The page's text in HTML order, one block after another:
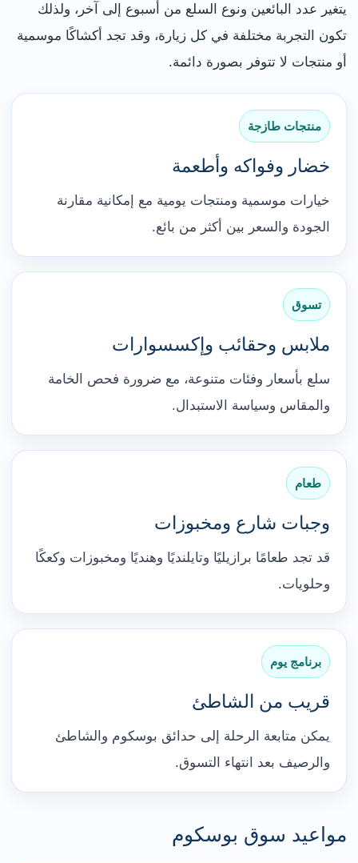
يتغير عدد البائعين ونوع السلع من أسبوع إلى آخر، ولذلك
تكون التجربة مختلفة في كل زيارة، وقد تجد أكشاكًا موسمية
أو منتجات لا تتوفر بصورة دائمة.
منتجات طازجة
خضار وفواكه وأطعمة
خيارات موسمية ومنتجات يومية مع إمكانية مقارنة
الجودة والسعر بين أكثر من بائع.
تسوق
ملابس وحقائب وإكسسوارات
سلع بأسعار وفئات متنوعة، مع ضرورة فحص الخامة
والمقاس وسياسة الاستبدال.
طعام
وجبات شارع ومخبوزات
قد تجد طعامًا برازيليًا وتايلنديًا وهنديًا ومخبوزات وكعكًا
وحلويات.
برنامج يوم
قريب من الشاطئ
يمكن متابعة الرحلة إلى حدائق بوسكوم والشاطئ
والرصيف بعد انتهاء التسوق.
مواعيد سوق بوسكوم